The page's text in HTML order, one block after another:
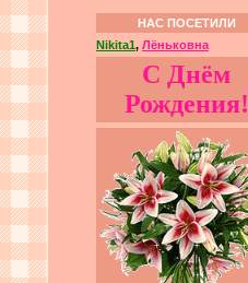
НАС ПОСЕТИЛИ
Nikita1, Лёньковна
С Днём
Рождения!